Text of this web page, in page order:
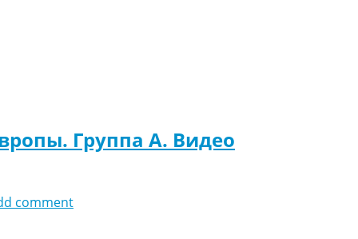
Группа A. Видео
comment